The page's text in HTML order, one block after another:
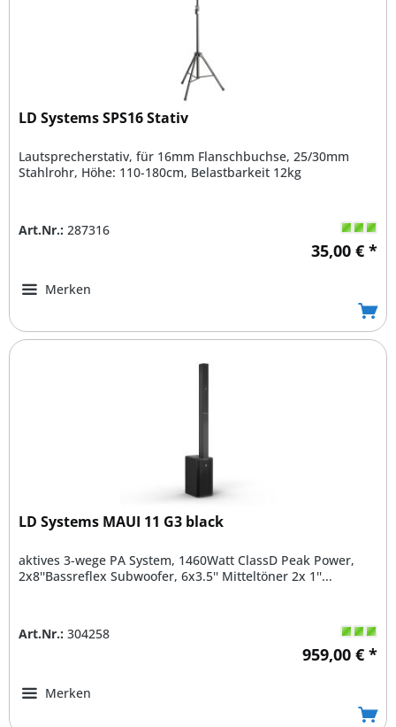
LD Systems SPS16 Stativ
Lautsprecherstativ, für 16mm Flanschbuchse, 25/30mm
Stahlrohr, Höhe: 110-180cm, Belastbarkeit 12kg
Art.Nr.: 287316
35,00 € *
Merken
LD Systems MAUI 11 G3 black
aktives 3-wege PA System, 1460Watt ClassD Peak Power,
2x8''Bassreflex Subwoofer, 6x3.5'' Mitteltöner 2x 1''...
Art.Nr.: 304258
959,00 € *
Merken